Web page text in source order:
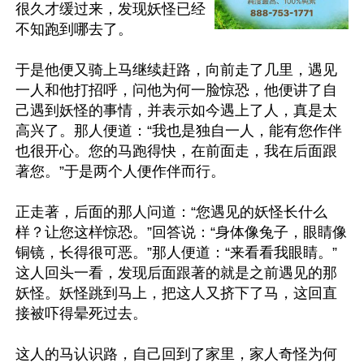
很久才缓过来，发现妖怪已经
不知跑到哪去了。
于是他便又骑上马继续赶路，向前走了几里，遇见
一人和他打招呼，问他为何一脸惊恐，他便讲了自
己遇到妖怪的事情，并表示如今遇上了人，真是太
高兴了。那人便道：“我也是独自一人，能有您作伴
也很开心。您的马跑得快，在前面走，我在后面跟
著您。”于是两个人便作伴而行。
正走著，后面的那人问道：“您遇见的妖怪长什么
样？让您这样惊恐。”回答说：“身体像兔子，眼睛像
铜镜，长得很可恶。”那人便道：“来看看我眼睛。”
这人回头一看，发现后面跟著的就是之前遇见的那
妖怪。妖怪跳到马上，把这人又挤下了马，这回直
接被吓得晕死过去。
这人的马认识路，自己回到了家里，家人奇怪为何